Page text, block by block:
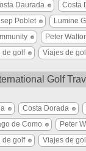
Daurada Costa
Poblet
Lumine
Peter
de golf Viajes de
Golf
Costa Dorada
de Como Peter
de golf Viajes de